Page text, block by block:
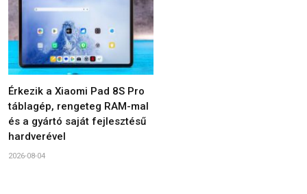
Érkezik a Xiaomi Pad 8S Pro
táblagép, rengeteg RAM-mal
és a gyártó saját fejlesztésű
hardverével
2026-08-04